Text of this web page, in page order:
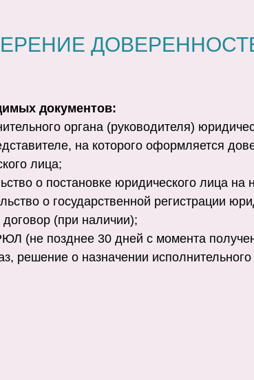
документов:
органа (руководителя)
на которого оформляется
лица;
о постановке юридического лица на
о государственной регистрации
(при наличии);
(не позднее 30 дней с момента
решение о назначении исполнительного